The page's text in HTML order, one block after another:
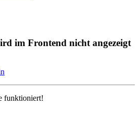
im Frontend nicht angezeigt
funktioniert!